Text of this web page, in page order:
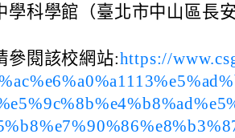
學科學館（臺北市中山區長
參閱該校網站:https://